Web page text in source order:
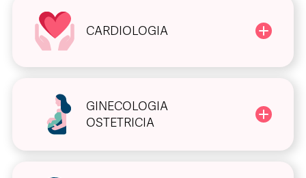
CARDIOLOGIA
GINECOLOGIA
OSTETRICIA